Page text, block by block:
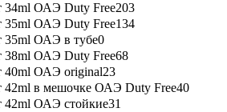
34ml ОАЭ Duty Free203
35ml ОАЭ Duty Free134
35ml ОАЭ в тубе0
38ml ОАЭ Duty Free68
40ml ОАЭ original23
42ml в мешочке ОАЭ Duty Free40
42ml ОАЭ стойкие31